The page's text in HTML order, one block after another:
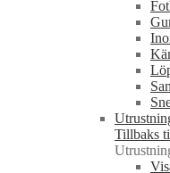
Tillbaks